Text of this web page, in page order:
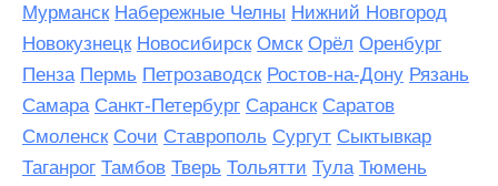
Мурманск Набережные Челны Нижний Новгород
Новокузнецк Новосибирск Омск Орёл Оренбург
Пенза Пермь Петрозаводск Ростов-на-Дону Рязань
Самара Санкт-Петербург Саранск Саратов
Смоленск Сочи Ставрополь Сургут Сыктывкар
Таганрог Тамбов Тверь Тольятти Тула Тюмень